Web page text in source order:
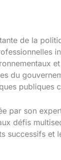
de la
du
publiques
par son
défis
et